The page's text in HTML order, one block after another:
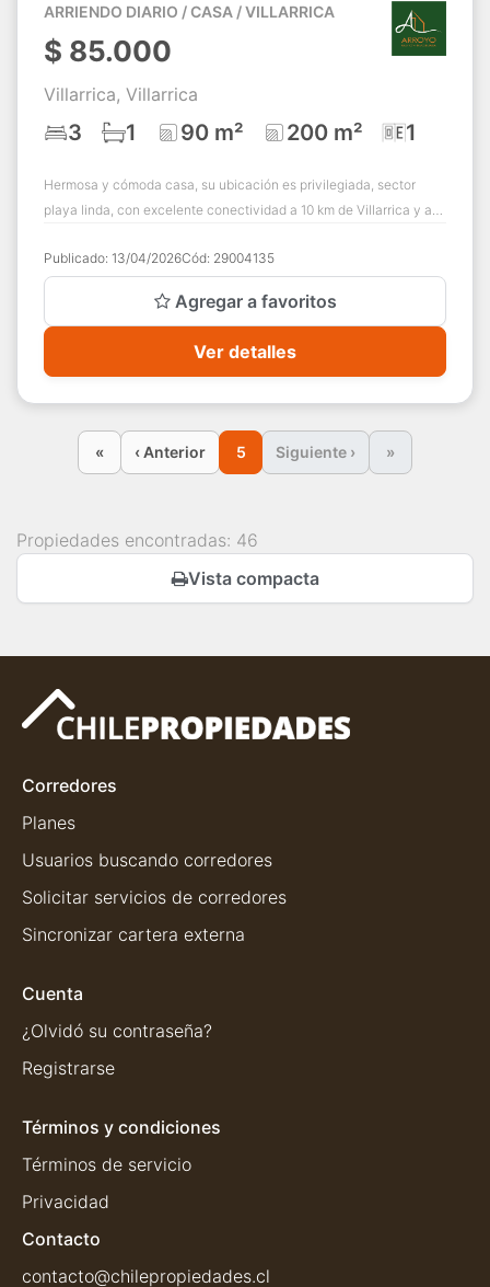
ARRIENDO DIARIO / CASA / VILLARRICA
$ 85.000
Villarrica, Villarrica
3 1 90 m² 200 m² 1
Hermosa y cómoda casa, su ubicación es privilegiada, sector
playa linda, con excelente conectividad a 10 km de Villarrica y a
Publicado: 13/04/2026Cód: 29004135
Agregar a favoritos
Ver detalles
« ‹ Anterior 5 Siguiente › »
Propiedades encontradas: 46
Vista compacta
Corredores
Planes
Usuarios buscando corredores
Solicitar servicios de corredores
Sincronizar cartera externa
Cuenta
¿Olvidó su contraseña?
Registrarse
Términos y condiciones
Términos de servicio
Privacidad
Contacto
contacto@chilepropiedades.cl